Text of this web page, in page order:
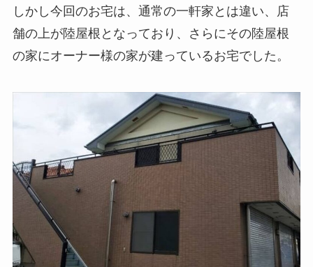
しかし今回のお宅は、通常の一軒家とは違い、店
舗の上が陸屋根となっており、さらにその陸屋根
の家にオーナー様の家が建っているお宅でした。